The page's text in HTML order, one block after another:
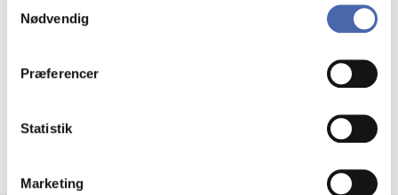
markedsføring. Du bestemmer selv - og kan altid trække
Nødvendig
Præferencer
Statistik
Marketing
Krigen i Ukraine